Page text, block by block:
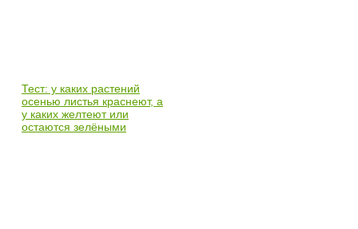
Тест: у каких растений
осенью листья краснеют, а
у каких желтеют или
остаются зелёными